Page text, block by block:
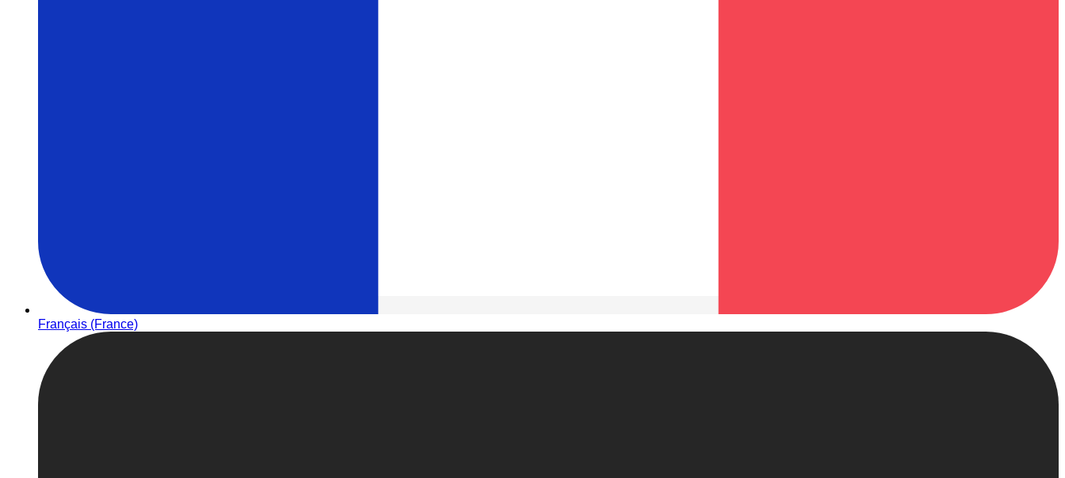
Français (France)